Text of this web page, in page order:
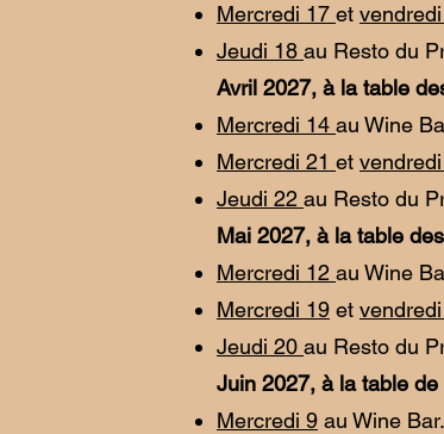
Mercredi 17 et
Jeudi 18 au Resto du
Avril 2027, à la table
Mercredi 14 au Wine
Mercredi 21 et
Jeudi 22 au Resto du
Mai 2027, à la table
Mercredi 12 au Wine
Mercredi 19 et vendredi
Jeudi 20 au Resto du
Juin 2027, à la table
Mercredi 9 au Wine Bar.